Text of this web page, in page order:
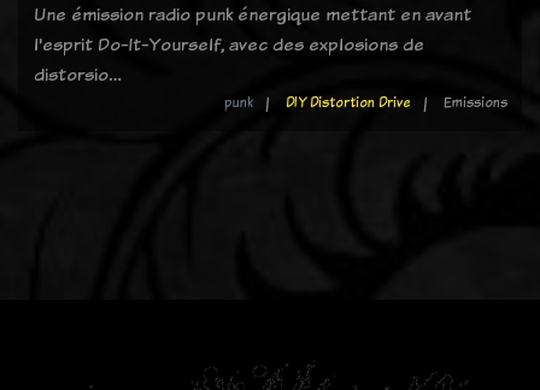
Une émission radio punk énergique mettant en avant
l'esprit Do-It-Yourself, avec des explosions de
distorsio…
punk DIY Distortion Drive Emissions